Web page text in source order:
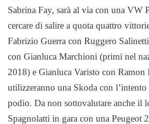
Sabrina Fay, sarà al via con una VW
cercare di salire a quota quattro
Fabrizio Guerra con Ruggero
con Gianluca Marchioni (primi nel
2018) e Gianluca Varisto con Ramon
utilizzeranno una Skoda con l’intento
podio. Da non sottovalutare anche il
Spagnolatti in gara con una Peugeot